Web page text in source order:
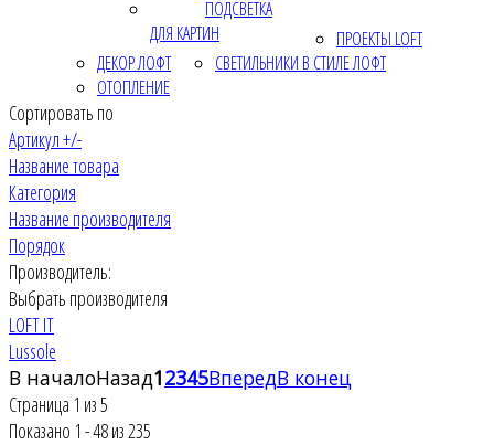
ПОДСВЕТКА
ДЛЯ КАРТИН
ПРОЕКТЫ LOFT
ДЕКОР ЛОФТ
СВЕТИЛЬНИКИ В СТИЛЕ ЛОФТ
ОТОПЛЕНИЕ
Сортировать по
Артикул +/-
Название товара
Категория
Название производителя
Порядок
Производитель:
Выбрать производителя
LOFT IT
Lussole
В началоНазад12345ВпередВ конец
Страница 1 из 5
Показано 1 - 48 из 235